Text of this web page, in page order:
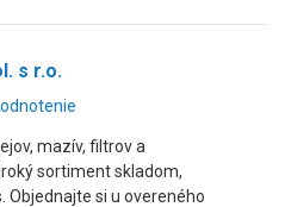
s r.o.
mazív, filtrov a
sortiment skladom,
Objednajte si u overeného